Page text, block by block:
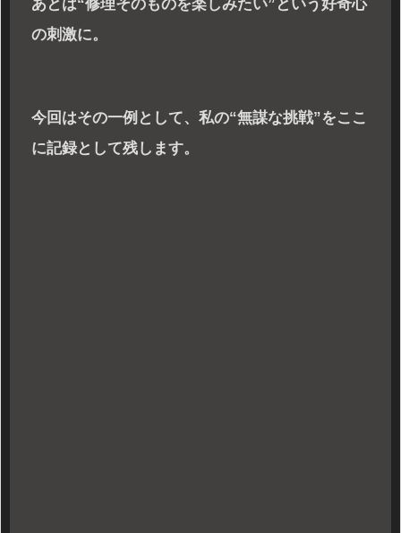
あとは“修理そのものを楽しみたい”という好奇心
の刺激に。
今回はその一例として、私の“無謀な挑戦”をここ
に記録として残します。